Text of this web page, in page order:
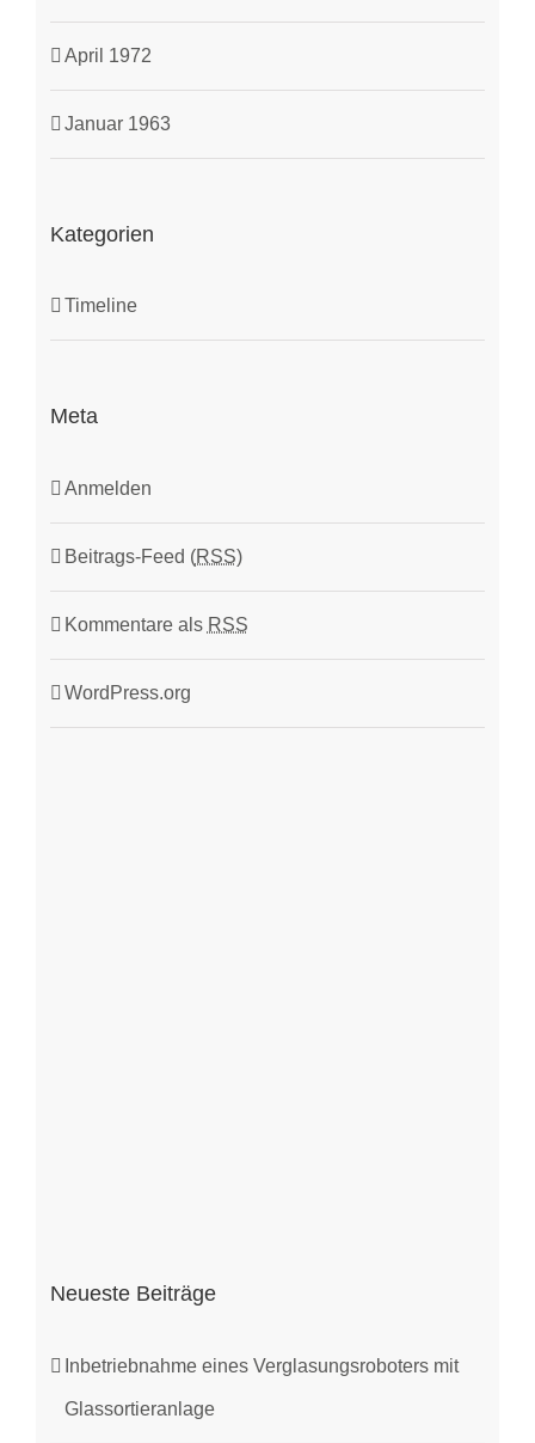
April 1972
Januar 1963
Kategorien
Timeline
Meta
Anmelden
Beitrags-Feed (RSS)
Kommentare als RSS
WordPress.org
Neueste Beiträge
Inbetriebnahme eines Verglasungsroboters mit
Glassortieranlage